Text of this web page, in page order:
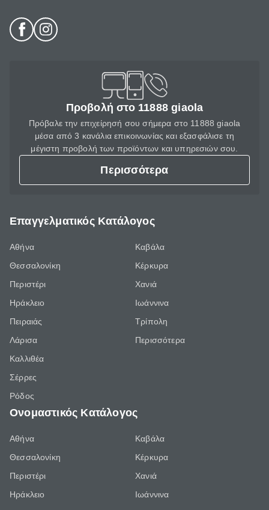
Προβολή στο 11888 giaola
Πρόβαλε την επιχείρησή σου σήμερα στο 11888 giaola
μέσα από 3 κανάλια επικοινωνίας και εξασφάλισε τη
μέγιστη προβολή των προϊόντων και υπηρεσιών σου.
Περισσότερα
Επαγγελματικός Κατάλογος
Αθήνα
Θεσσαλονίκη
Περιστέρι
Ηράκλειο
Πειραιάς
Λάρισα
Καλλιθέα
Σέρρες
Ρόδος
Καβάλα
Κέρκυρα
Χανιά
Ιωάννινα
Τρίπολη
Περισσότερα
Ονομαστικός Κατάλογος
Αθήνα
Θεσσαλονίκη
Περιστέρι
Ηράκλειο
Καβάλα
Κέρκυρα
Χανιά
Ιωάννινα